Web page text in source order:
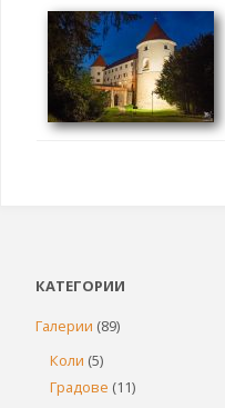
КАТЕГОРИИ
Галерии (89)
Коли (5)
Градове (11)